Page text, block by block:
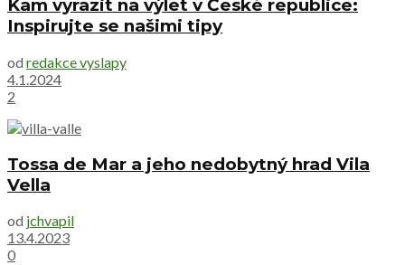
Kam vyrazit na výlet v České republice:
Inspirujte se našimi tipy
od redakce vyslapy
4.1.2024
2
Tossa de Mar a jeho nedobytný hrad Vila
Vella
od jchvapil
13.4.2023
0